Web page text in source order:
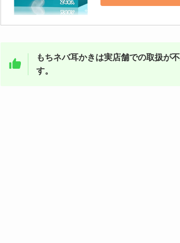
もちネバ耳かきは実店舗での取扱が
す。